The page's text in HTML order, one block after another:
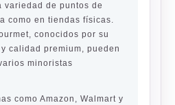
variedad de puntos de
como en tiendas físicas.
conocidos por su
calidad premium, pueden
minoristas
como Amazon, Walmart y